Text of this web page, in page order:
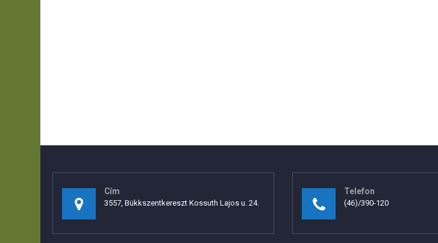
Cím
3557, Bükkszentkereszt Kossuth Lajos u. 24.
Telefon
(46)/390-120